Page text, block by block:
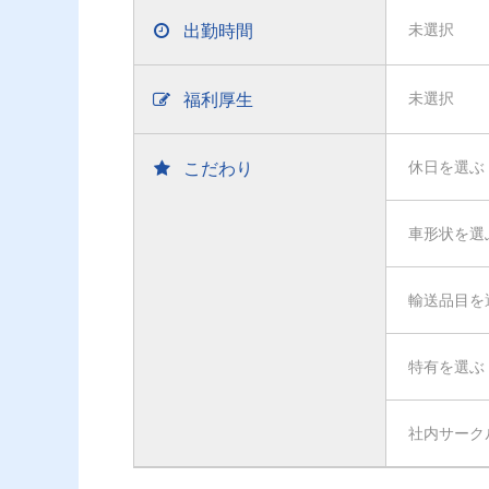
出勤時間 未選択
福利厚生 未選択
こだわり 休日を選ぶ
車形状を選
輸送品目を
特有を選ぶ
社内サーク